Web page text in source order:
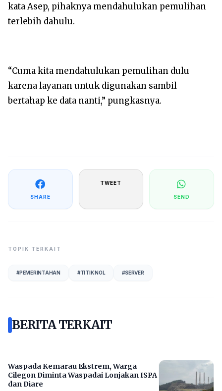
kata Asep, pihaknya mendahulukan pemulihan
terlebih dahulu.
“Cuma kita mendahulukan pemulihan dulu
karena layanan untuk digunakan sambil
bertahap ke data nanti,” pungkasnya.
SHARE
TWEET
SEND
TOPIK TERKAIT
#PEMERINTAHAN #TITIK NOL #SERVER
BERITA TERKAIT
Waspada Kemarau Ekstrem, Warga
Cilegon Diminta Waspadai Lonjakan ISPA
dan Diare